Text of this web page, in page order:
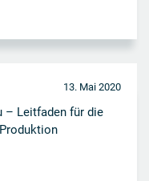
13. Mai 2020
– Leitfaden für die